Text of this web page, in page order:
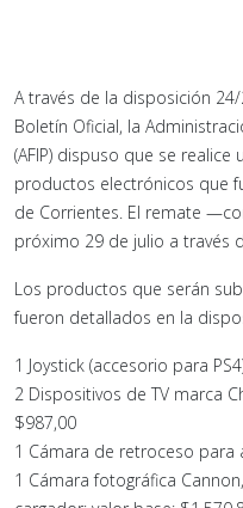
A través de la disposición
Boletín Oficial, la
(AFIP) dispuso que se
productos electrónicos que
de Corrientes. El remate
próximo 29 de julio a través
Los productos que serán
fueron detallados en la
1 Joystick (accesorio para
2 Dispositivos de TV marca
$987,00
1 Cámara de retroceso para
1 Cámara fotográfica